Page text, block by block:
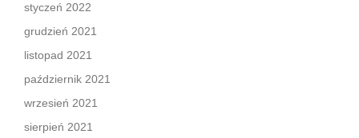
styczeń 2022
grudzień 2021
listopad 2021
październik 2021
wrzesień 2021
sierpień 2021